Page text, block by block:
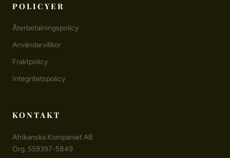
POLICYER
Återbetalningspolicy
Användarvillkor
Fraktpolicy
Integritetspolicy
KONTAKT
Afrikanska Kompaniet AB
Org. 559397-5849